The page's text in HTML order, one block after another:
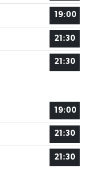
19:00
21:30
21:30
19:00
21:30
21:30